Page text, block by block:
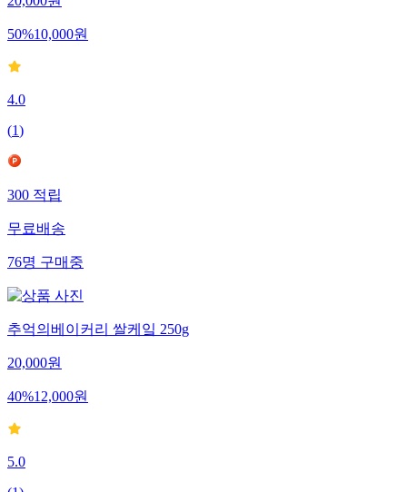
20,000원
50%10,000원
4.0
(1)
300적립
무료배송
76명구매중
추억의베이커리 쌀케잌 250g
20,000원
40%12,000원
5.0